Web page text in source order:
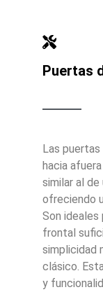
Puertas
Las
hacia
similar al
ofreciendo
Son ideales
frontal
simplicidad
clásico.
y